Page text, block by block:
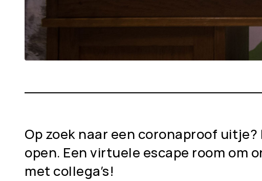
Op zoek naar een coronaproof
open. Een virtuele escape room om
met collega’s!